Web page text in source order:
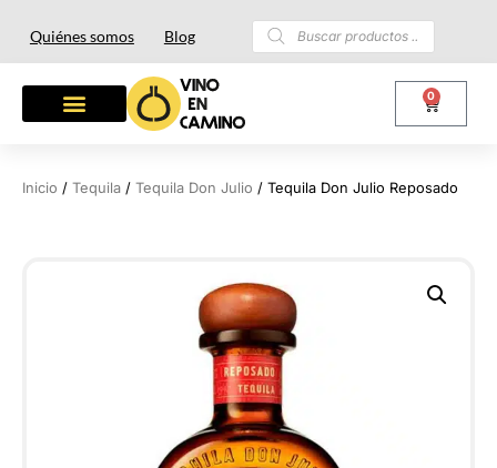
Quiénes somos Blog
0
Inicio / Tequila / Tequila Don Julio / Tequila Don Julio Reposado